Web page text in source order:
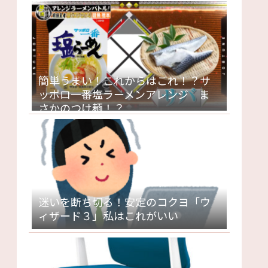
簡単うまい！これからはこれ！？サ
ッポロ一番塩ラーメンアレンジ ま
さかのつけ麺！？
迷いを断ち切る！安定のコクヨ「ウ
ィザード３」私はこれがいい